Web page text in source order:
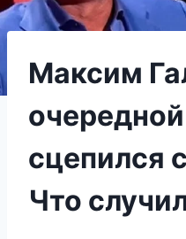
Максим
сцепился
Что